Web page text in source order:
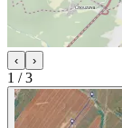
‹ ›
1 /3